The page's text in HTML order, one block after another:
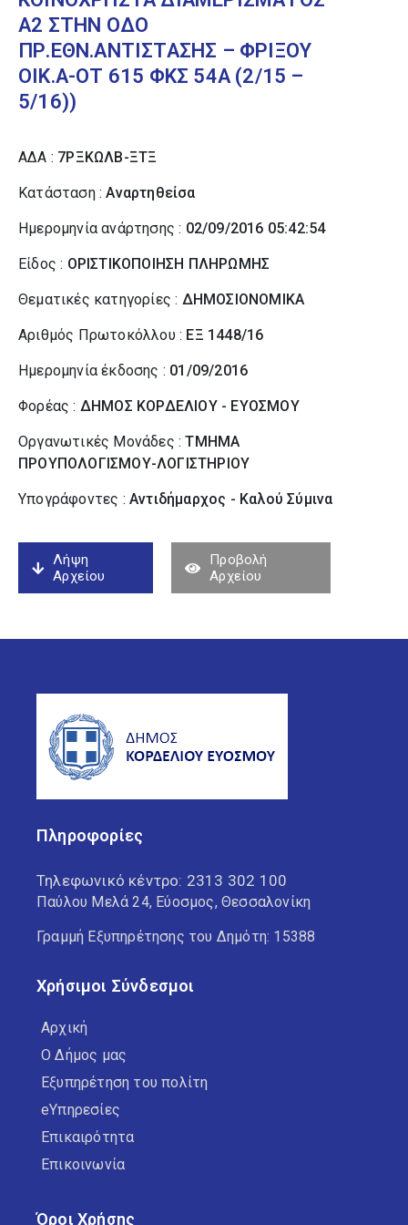
Α2 ΣΤΗΝ ΟΔΟ
ΠΡ.ΕΘΝ.ΑΝΤΙΣΤΑΣΗΣ – ΦΡΙΞΟΥ
ΟΙΚ.Α-ΟΤ 615 ΦΚΣ 54Α (2/15 –
5/16))
ΑΔΑ : 7ΡΞΚΩΛΒ-ΞΤΞ
Κατάσταση :Αναρτηθείσα
Ημερομηνία ανάρτησης : 02/09/2016 05:42:54
Είδος : ΟΡΙΣΤΙΚΟΠΟΙΗΣΗ ΠΛΗΡΩΜΗΣ
Θεματικές κατηγορίες : ΔΗΜΟΣΙΟΝΟΜΙΚΑ
Αριθμός Πρωτοκόλλου : ΕΞ 1448/16
Ημερομηνία έκδοσης : 01/09/2016
Φορέας : ΔΗΜΟΣ ΚΟΡΔΕΛΙΟΥ - ΕΥΟΣΜΟΥ
Οργανωτικές Μονάδες :ΤΜΗΜΑ
ΠΡΟΥΠΟΛΟΓΙΣΜΟΥ-ΛΟΓΙΣΤΗΡΙΟΥ
Υπογράφοντες : Αντιδήμαρχος - Καλού Σύµινα
Λήψη
Αρχείου
Προβολή
Αρχείου
Πληροφορίες
Τηλεφωνικό κέντρο: 2313 302 100
Παύλου Μελά 24, Εύοσμος, Θεσσαλονίκη
Γραμμή Εξυπηρέτησης του Δημότη: 15388
Χρήσιμοι Σύνδεσμοι
Αρχική
Ο Δήμος μας
Εξυπηρέτηση του πολίτη
eΥπηρεσίες
Επικαιρότητα
Επικοινωνία
Όροι Χρήσης